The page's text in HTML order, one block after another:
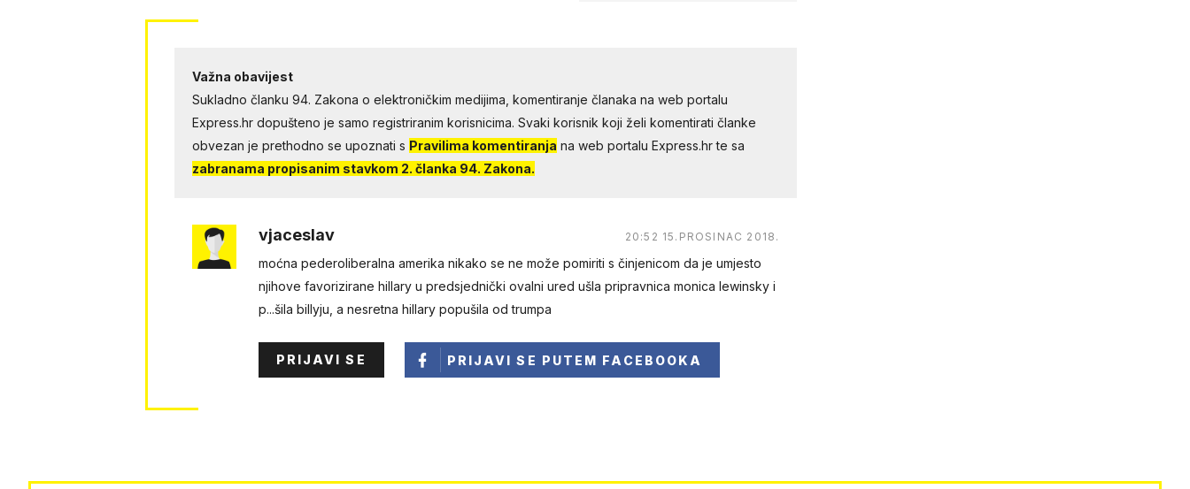
Važna obavijest
Sukladno članku 94. Zakona o elektroničkim medijima, komentiranje članaka na web portalu
Express.hr dopušteno je samo registriranim korisnicima. Svaki korisnik koji želi komentirati članke
obvezan je prethodno se upoznati s Pravilima komentiranja na web portalu Express.hr te sa
zabranama propisanim stavkom 2. članka 94. Zakona.
vjaceslav 20:52 15.PROSINAC 2018.
moćna pederoliberalna amerika nikako se ne može pomiriti s činjenicom da je umjesto
njihove favorizirane hillary u predsjednički ovalni ured ušla pripravnica monica lewinsky i
p...šila billyju, a nesretna hillary popušila od trumpa
PRIJAVI SE PRIJAVI SE PUTEM FACEBOOKA